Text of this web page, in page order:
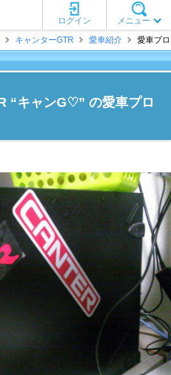
メニュー
ログイン
キャンターGTR 愛車紹介 愛車プ
“キャンG♡” の愛車プロ